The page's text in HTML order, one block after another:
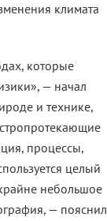
климата
которые
— начал
и технике,
процессы,
целый
небольшое
— пояснил